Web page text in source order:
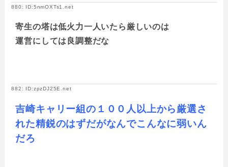
880: ID:5nmOXTs1.net
寄生の塔は低火力一人いたら厳しいのは
運営にしては良調整だな
882: ID:zpzDJ25E.net
吉崎キャリー組の１００人以上から厳選さ
れた精鋭のはずだがなんでこんなに弱いん
だろ